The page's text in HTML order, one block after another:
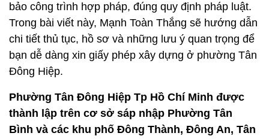
bảo công trình hợp pháp, đúng quy định pháp luật.
Trong bài viết này, Mạnh Toàn Thắng sẽ hướng dẫn
chi tiết thủ tục, hồ sơ và những lưu ý quan trọng để
bạn dễ dàng xin giấy phép xây dựng ở phường Tân
Đông Hiệp.
Phường Tân Đông Hiệp Tp Hồ Chí Minh được
thành lập trên cơ sở sáp nhập Phường Tân
Bình và các khu phố Đông Thành, Đông An, Tân